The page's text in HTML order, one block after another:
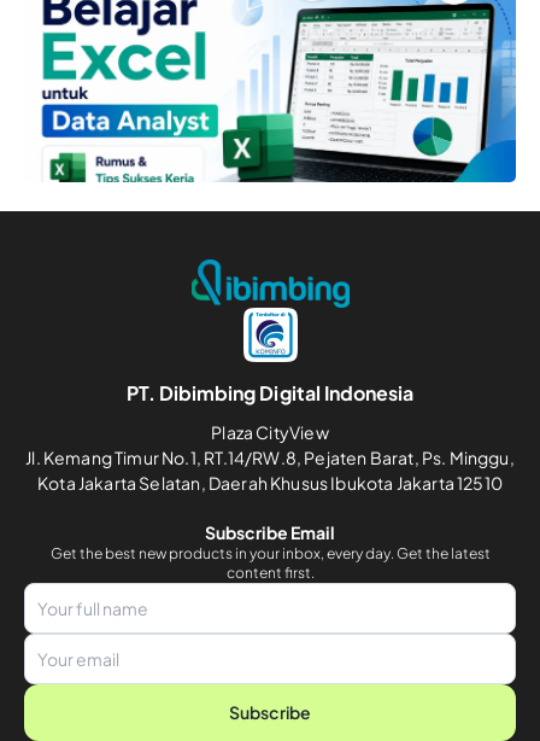
PT. Dibimbing Digital Indonesia
Plaza CityView
Jl. Kemang Timur No.1, RT.14/RW.8, Pejaten Barat, Ps. Minggu,
Kota Jakarta Selatan, Daerah Khusus Ibukota Jakarta 12510
Subscribe Email
Get the best new products in your inbox, every day. Get the latest
content first.
Subscribe